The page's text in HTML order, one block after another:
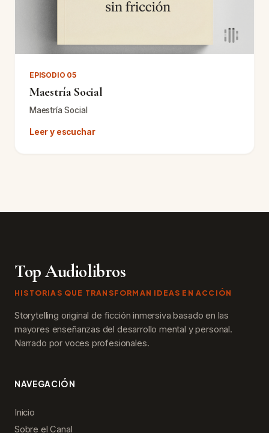
EPISODIO 05
Maestría Social
Maestría Social
Leer y escuchar
Top Audiolibros
HISTORIAS QUE TRANSFORMAN IDEAS EN ACCIÓN
Storytelling original de ficción inmersiva basado en las
mayores enseñanzas del desarrollo mental y personal.
Narrado por voces profesionales.
NAVEGACIÓN
Inicio
Sobre el Canal